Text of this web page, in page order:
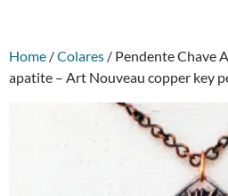
Home /Colares / Pendente Chave
apatite – Art Nouveau copper key